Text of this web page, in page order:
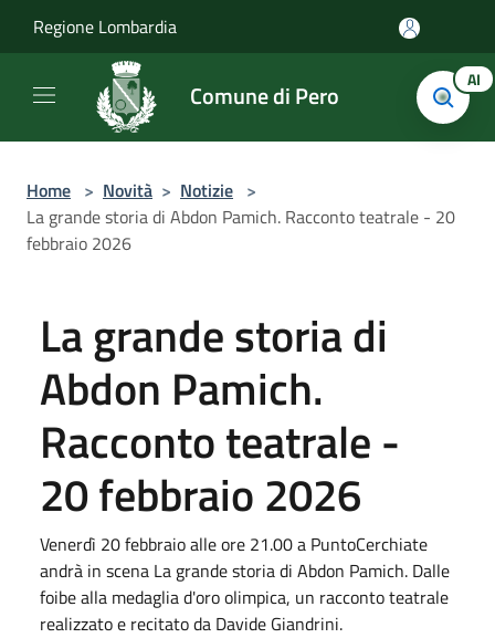
Regione Lombardia
Comune di Pero AI
Home > Novità > Notizie >
La grande storia di Abdon Pamich. Racconto teatrale - 20
febbraio 2026
La grande storia di
Abdon Pamich.
Racconto teatrale -
20 febbraio 2026
Venerdì 20 febbraio alle ore 21.00 a PuntoCerchiate
andrà in scena La grande storia di Abdon Pamich. Dalle
foibe alla medaglia d'oro olimpica, un racconto teatrale
realizzato e recitato da Davide Giandrini.